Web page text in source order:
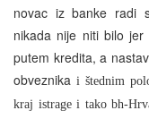
novac iz banke radi
nikada nije niti bilo
putem kredita, a
obveznikai štednim
kraj istrage i tako bh-